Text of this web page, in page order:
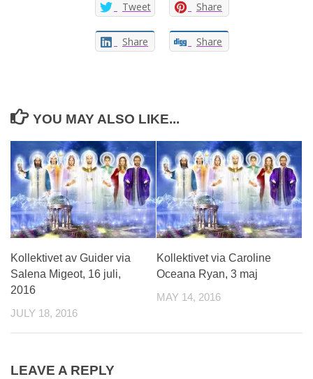
Tweet Share
Share Share
YOU MAY ALSO LIKE...
Kollektivet av Guider via
Salena Migeot, 16 juli,
2016
JULY 18, 2016
Kollektivet via Caroline
Oceana Ryan, 3 maj
MAY 14, 2016
LEAVE A REPLY